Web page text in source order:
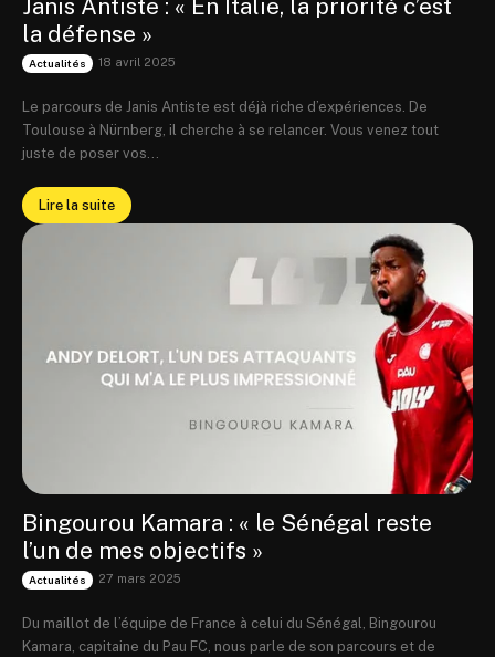
Janis Antiste : « En Italie, la priorité c’est
la défense »
Actualités 18 avril 2025
Le parcours de Janis Antiste est déjà riche d’expériences. De
Toulouse à Nürnberg, il cherche à se relancer. Vous venez tout
juste de poser vos...
Lire la suite
Bingourou Kamara : « le Sénégal reste
l’un de mes objectifs »
Actualités 27 mars 2025
Du maillot de l’équipe de France à celui du Sénégal, Bingourou
Kamara, capitaine du Pau FC, nous parle de son parcours et de